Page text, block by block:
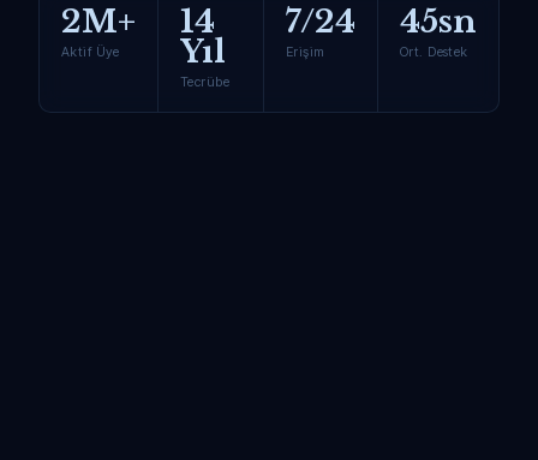
2M+
Aktif Üye
14
Yıl
Tecrübe
7/24
Erişim
45sn
Ort. Destek